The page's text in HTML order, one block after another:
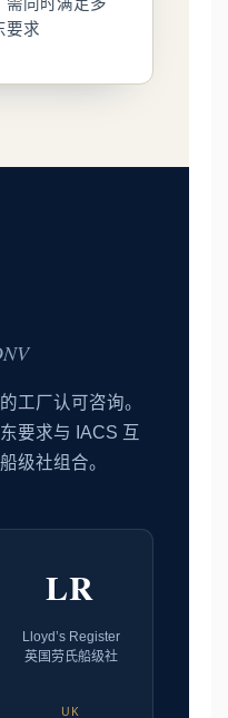
要求
工厂认可咨询。
要求与 IACS 互
级社组合。
LR
Lloyd’s Register
英国劳氏船级社
UK